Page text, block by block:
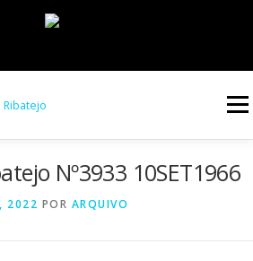
Menu
DÉCADASNº3933 10SET1966
2022 POR ARQUIVO